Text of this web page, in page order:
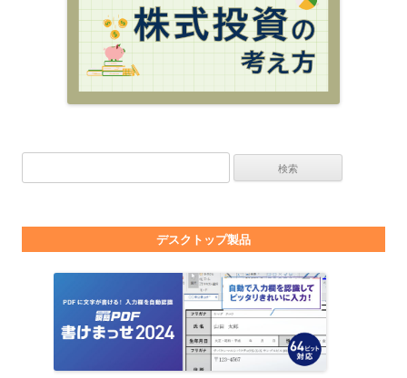
デスクトップ製品